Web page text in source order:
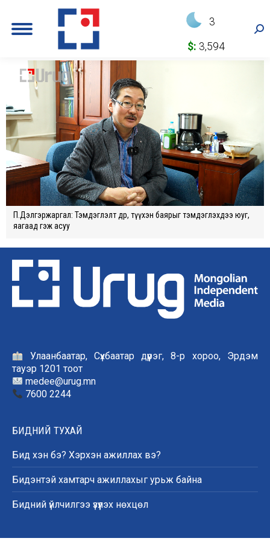
3
$: 3,594
П.Дэлгэржаргал: Тэмдэглэлт өдөр, түүхэн баярыг тэмдэглэхдээ юуг,
яагаад гэж асуу
Улаанбаатар, Сүхбаатар дүүрэг, 8-р хороо, Эрдэм
тауэр 1201 тоот
medee@urug.mn
7600 2244
БИДНИЙ ТУХАЙ
Бид хэн бэ? Хэрхэн ажиллах вэ?
Бидэнтэй хамтарч ажиллахыг урьж байна
Бидний үйлчилгээ үзүүлэх нөхцөл